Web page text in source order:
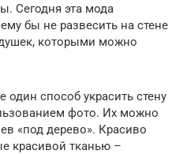
Сегодня эта мода
бы не развесить на стене
которыми можно
способ украсить стену
фото. Их можно
«под дерево». Красиво
красивой тканью –